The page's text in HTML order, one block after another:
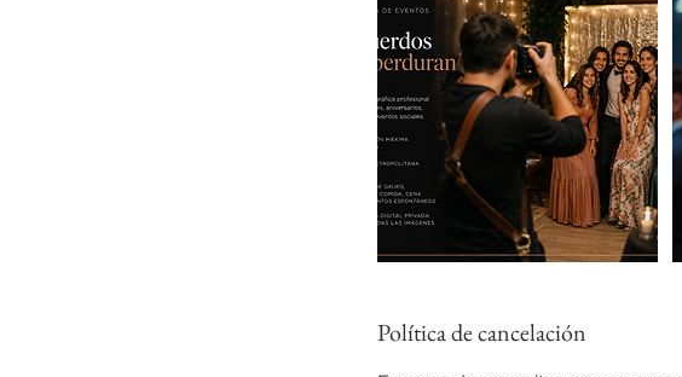
Política de cancelación